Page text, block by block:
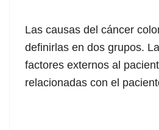
Las causas del cáncer
definirlas en dos grupos.
factores externos al
relacionadas con el